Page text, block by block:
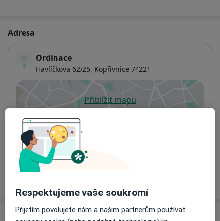
Adresa
Ordinace
Havlíčkova 62/25, Kopřivnice 74221
Přiblížit mapuse otevře v nové záložce
Dostupnost
Na této adrese online kalendář není aktivní
Co mám v takové situaci udělat?
Respektujeme vaše soukromí
Přijetím povolujete nám a našim partnerům používat